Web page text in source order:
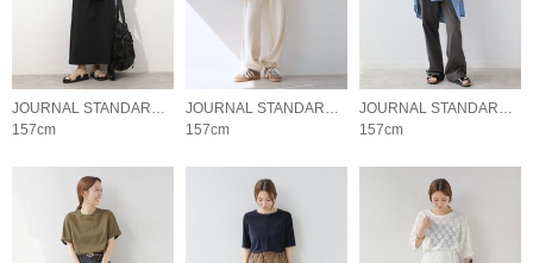
JOURNAL STANDARD relume LADYS
157cm
JOURNAL STANDARD relume LADYS
157cm
JOURNAL STANDARD relume LADYS
157cm